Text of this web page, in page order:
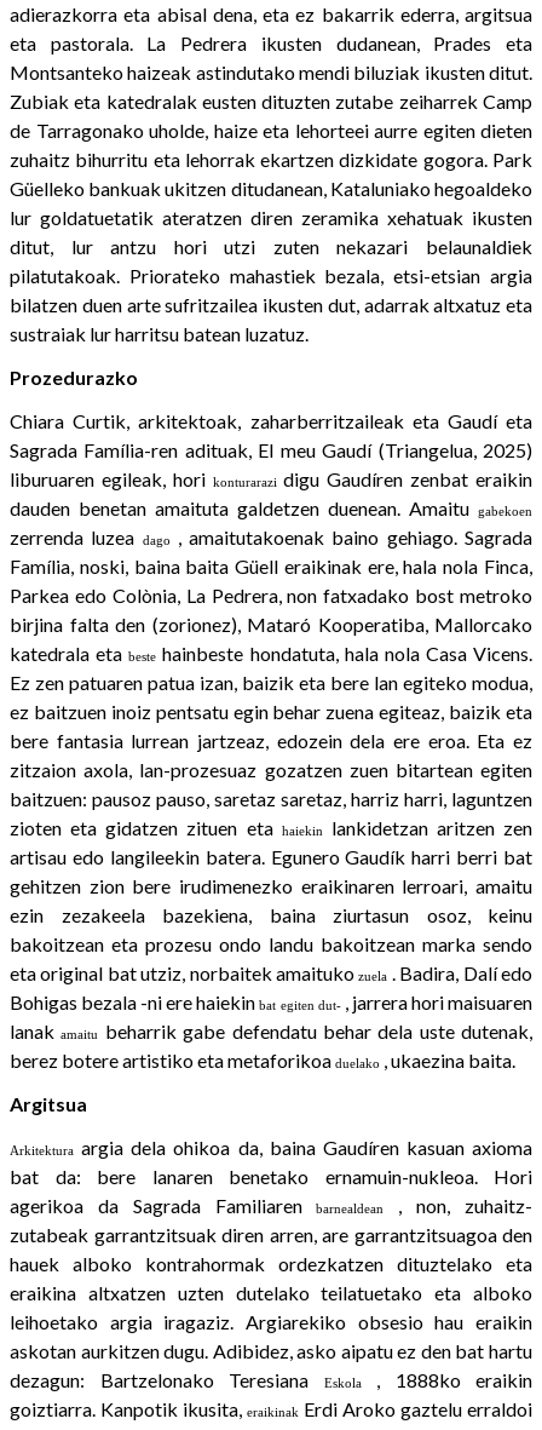
adierazkorra eta abisal dena, eta ez bakarrik ederra, argitsua
eta pastorala. La Pedrera ikusten dudanean, Prades eta
Montsanteko haizeak astindutako mendi biluziak ikusten ditut.
Zubiak eta katedralak eusten dituzten zutabe zeiharrek Camp
de Tarragonako uholde, haize eta lehorteei aurre egiten dieten
zuhaitz bihurritu eta lehorrak ekartzen dizkidate gogora. Park
Güelleko bankuak ukitzen ditudanean, Kataluniako hegoaldeko
lur goldatuetatik ateratzen diren zeramika xehatuak ikusten
ditut, lur antzu hori utzi zuten nekazari belaunaldiek
pilatutakoak. Priorateko mahastiek bezala, etsi-etsian argia
bilatzen duen arte sufritzailea ikusten dut, adarrak altxatuz eta
sustraiak lur harritsu batean luzatuz.
Prozedurazko
Chiara Curtik, arkitektoak, zaharberritzaileak eta Gaudí eta
Sagrada Família-ren adituak, El meu Gaudí (Triangelua, 2025)
liburuaren egileak, hori konturarazi digu Gaudíren zenbat eraikin
dauden benetan amaituta galdetzen duenean. Amaitu gabekoen
zerrenda luzea dago
, amaitutakoenak baino gehiago. Sagrada
Família, noski, baina baita Güell eraikinak ere, hala nola Finca,
Parkea edo Colònia, La Pedrera, non fatxadako bost metroko
birjina falta den (zorionez), Mataró Kooperatiba, Mallorcako
katedrala etabeste hainbeste hondatuta, hala nola Casa Vicens.
Ez zen patuaren patua izan, baizik eta bere lan egiteko modua,
ez baitzuen inoiz pentsatu egin behar zuena egiteaz, baizik eta
bere fantasia lurrean jartzeaz, edozein dela ere eroa. Eta ez
zitzaion axola, lan-prozesuaz gozatzen zuen bitartean egiten
baitzuen: pausoz pauso, saretaz saretaz, harriz harri, laguntzen
zioten eta gidatzen zituen eta haiekin
lankidetzan aritzen zen
artisau edo langileekin batera. Egunero Gaudík harri berri bat
gehitzen zion bere irudimenezko eraikinaren lerroari, amaitu
ezin zezakeela bazekiena, baina ziurtasun osoz, keinu
bakoitzean eta prozesu ondo landu bakoitzean marka sendo
eta original bat utziz, norbaitek amaitukozuela
. Badira, Dalí edo
Bohigas bezala -ni ere haiekinbat egiten dut-, jarrera hori maisuaren
lanakamaitu
beharrik gabe defendatu behar dela uste dutenak,
berez botere artistiko eta metaforikoa duelako
, ukaezina baita.
Argitsua
Arkitektura argia dela ohikoa da, baina Gaudíren kasuan axioma
bat da: bere lanaren benetako ernamuin-nukleoa. Hori
agerikoa da Sagrada Familiarenbarnealdean
, non, zuhaitz-
zutabeak garrantzitsuak diren arren, are garrantzitsuagoa den
hauek alboko kontrahormak ordezkatzen dituztelako eta
eraikina altxatzen uzten dutelako teilatuetako eta alboko
leihoetako argia iragaziz. Argiarekiko obsesio hau eraikin
askotan aurkitzen dugu. Adibidez, asko aipatu ez den bat hartu
dezagun: Bartzelonako Teresiana
Eskola, 1888ko eraikin
goiztiarra. Kanpotik ikusita, eraikinak Erdi Aroko gaztelu erraldoi